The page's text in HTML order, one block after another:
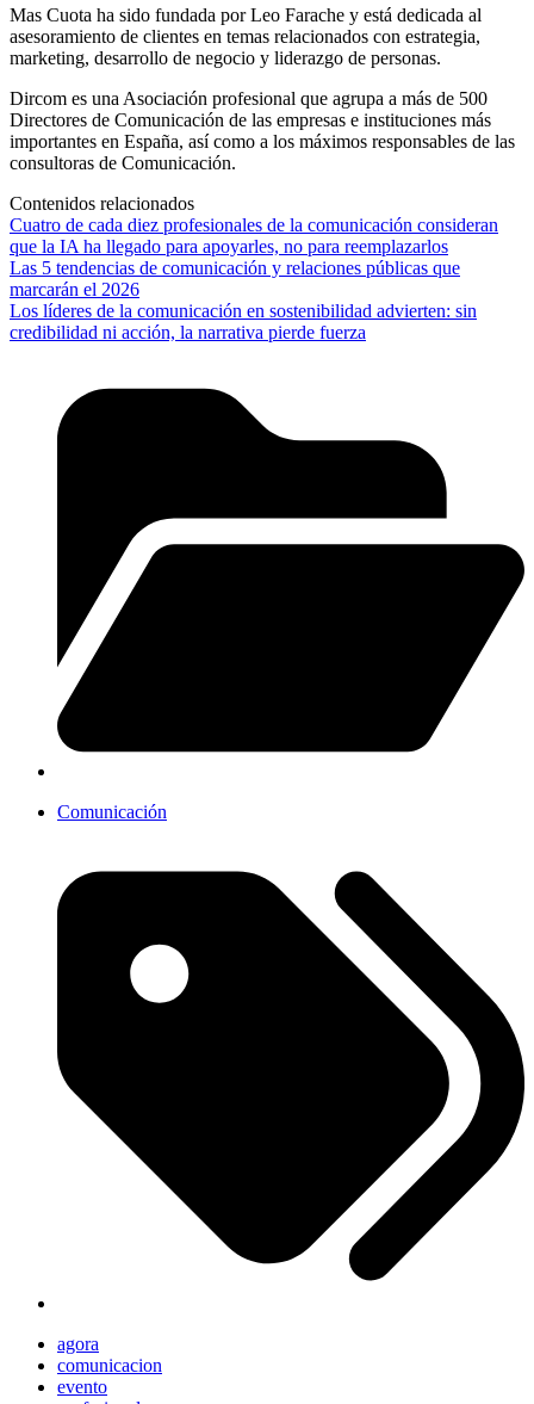
Mas Cuota ha sido fundada por Leo Farache y está dedicada al
asesoramiento de clientes en temas relacionados con estrategia,
marketing, desarrollo de negocio y liderazgo de personas.
Dircom es una Asociación profesional que agrupa a más de 500
Directores de Comunicación de las empresas e instituciones más
importantes en España, así como a los máximos responsables de las
consultoras de Comunicación.
Contenidos relacionados
Cuatro de cada diez profesionales de la comunicación consideran
que la IA ha llegado para apoyarles, no para reemplazarlos
Las 5 tendencias de comunicación y relaciones públicas que
marcarán el 2026
Los líderes de la comunicación en sostenibilidad advierten: sin
credibilidad ni acción, la narrativa pierde fuerza
Comunicación
agora
comunicacion
evento